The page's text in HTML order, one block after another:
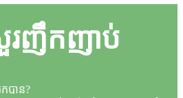
ញឹកញាប់
បាន?